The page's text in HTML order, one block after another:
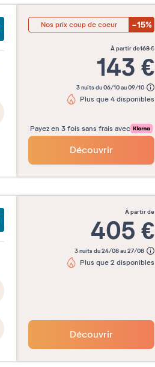
Nos prix coup de coeur -15%
à partir de168€
143 €
3 nuits du 06/10 au 09/10
Plus que 4 disponibles
Payez en 3 fois sans frais avec
Découvrir
à partir de
405 €
3 nuits du 24/08 au 27/08
Plus que 2 disponibles
Découvrir